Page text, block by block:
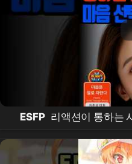
ESFP 리액션이 통하는
24 #부부 #이슈 #연애하
감 #자존감회복 #결혼 #
페 #